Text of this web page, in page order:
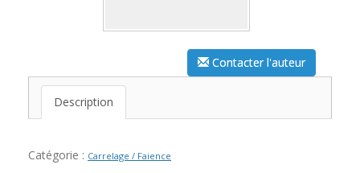
Contacter l'auteur
Description
Catégorie : Carrelage / Faience